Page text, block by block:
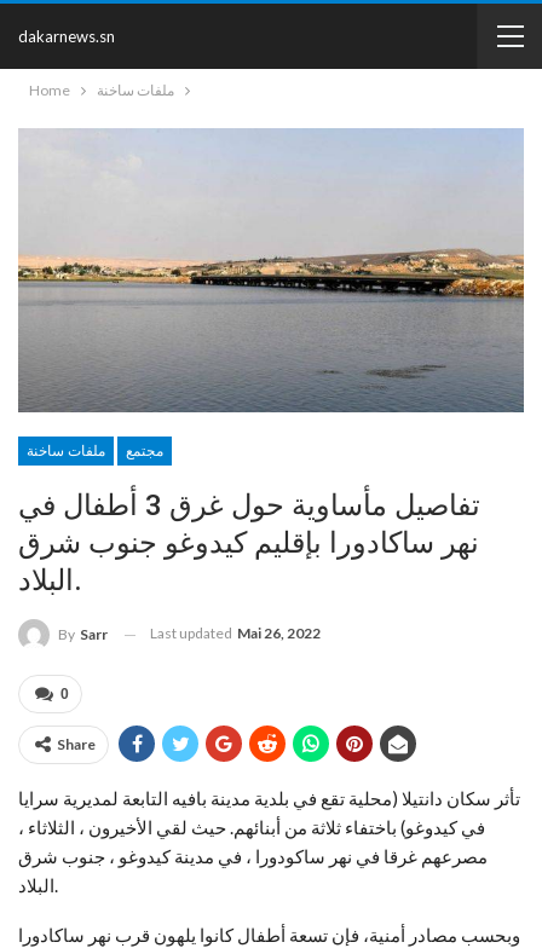
dakarnews.sn
Home ملفات ساخنة
ملفات ساخنة مجتمع
تفاصيل مأساوية حول غرق 3 أطفال في
نهر ساكادورا بإقليم كيدوغو جنوب شرق
البلاد.
By Sarr Last updated Mai 26, 2022
0
Share
تأثر سكان دانتيلا (محلية تقع في بلدية مدينة بافيه التابعة لمديرية سرايا
في كيدوغو) باختفاء ثلاثة من أبنائهم. حيث لقي الأخيرون ، الثلاثاء ،
مصرعهم غرقا في نهر ساكودورا ، في مدينة كيدوغو ، جنوب شرق
البلاد.
وبحسب مصادر أمنية، فإن تسعة أطفال كانوا يلهون قرب نهر ساكادورا